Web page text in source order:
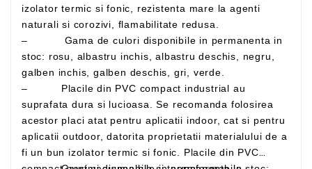
izolator termic si fonic, rezistenta mare la agenti
naturali si corozivi, flamabilitate redusa.
– Gama de culori disponibile in permanenta in
stoc: rosu, albastru inchis, albastru deschis, negru,
galben inchis, galben deschis, gri, verde.
– Placile din PVC compact industrial au
suprafata dura si lucioasa. Se recomanda folosirea
acestor placi atat pentru aplicatii indoor, cat si pentru
aplicatii outdoor, datorita proprietatii materialului de a
fi un bun izolator termic si fonic. Placile din PVC